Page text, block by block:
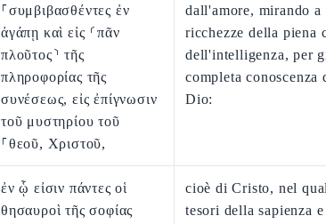
⸀συμβιβασθέντες ἐν
ἀγάπῃ καὶ εἰς ⸂πᾶν
πλοῦτος⸃ τῆς
πληροφορίας τῆς
συνέσεως, εἰς ἐπίγνωσιν
τοῦ μυστηρίου τοῦ
⸀θεοῦ, Χριστοῦ,
dall'amore, mirando a
ricchezze della piena
dell'intelligenza, per
completa conoscenza
Dio:
ἐν ᾧ εἰσιν πάντες οἱ
θησαυροὶ τῆς σοφίας
cioè di Cristo, nel
tesori della sapienza